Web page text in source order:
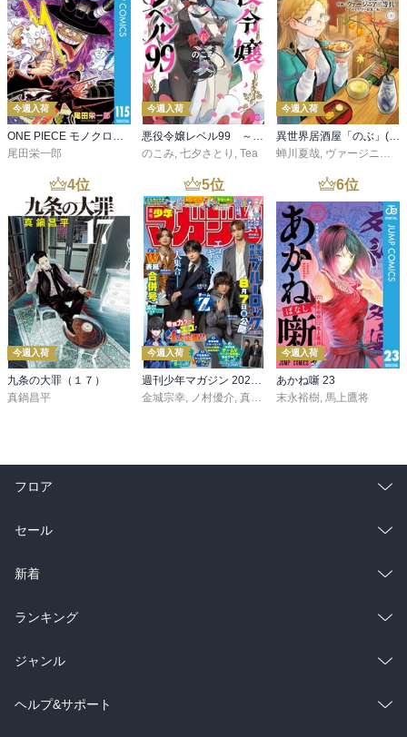
今週入荷
尾田栄一郎
今週入荷
のこみ 七夕さとり Tea
今週入荷
蝉川夏哉 ヴァージニア二等兵
4位
今週入荷
九条の大罪（１７）
真鍋昌平
5位
今週入荷
週刊少年マガジン 2026年36・37号[2026年8月5日発売]
金城宗幸, ノ村優介, 真島ヒロ ,宮島礼吏,新川直司
6位
今週入荷
あかね噺 23
末永裕樹, 馬上鷹将
フロア
総合
ラノベ
雑誌・グラビア
BL・TL
セール
総合
ラノベ
雑誌・グラビア
BL・TL
新着
総合
ラノベ
雑誌・グラビア
ランキング
総合
ラノベ
ジャンル
コミック
ヘルプ&サポート